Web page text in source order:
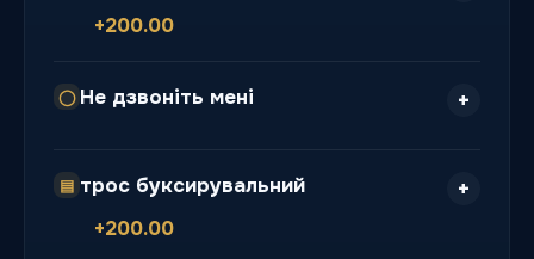
+200.00
◯ Не дзвоніть мені
▤ трос буксирувальний
+200.00